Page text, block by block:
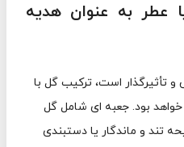
عطر به عنوان هدیه
تأثیرگذار است، ترکیب گل با
بود. جعبه ای شامل گل
تند و ماندگار یا دستبندی